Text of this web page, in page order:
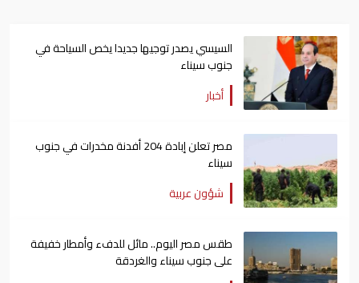
السيسي يصدر توجيها جديدا يخص السياحة في
جنوب سيناء
أخبار
مصر تعلن إبادة 204 أفدنة مخدرات في جنوب
سيناء
شؤون عربية
طقس مصر اليوم.. مائل للدفء وأمطار خفيفة
على جنوب سيناء والغردقة